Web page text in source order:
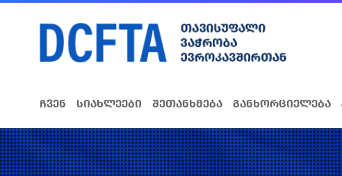
ჩვენ სიახლეები შეთანხმება განხორციელება